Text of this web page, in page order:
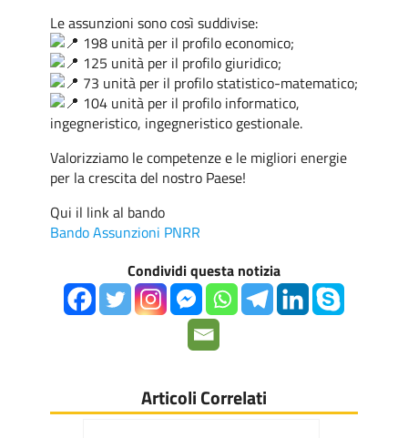
Le assunzioni sono così suddivise:
198 unità per il profilo economico;
125 unità per il profilo giuridico;
73 unità per il profilo statistico-matematico;
104 unità per il profilo informatico,
ingegneristico, ingegneristico gestionale.
Valorizziamo le competenze e le migliori energie
per la crescita del nostro Paese!
Qui il link al bando
Bando Assunzioni PNRR
Condividi questa notizia
Articoli Correlati